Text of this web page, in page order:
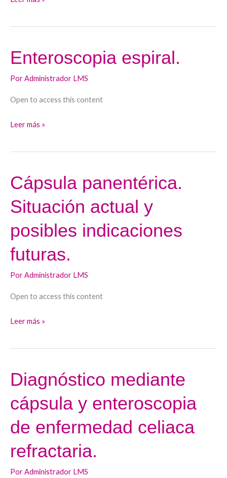
el
Enteroscopia espiral.
PorAdministrador LMS
Open to access this content
Enteroscopia
espiral.
Leer más »
Cápsula panentérica.
Situación actual y
posibles indicaciones
futuras.
PorAdministrador LMS
Open to access this content
Cápsula
panentérica.
Situación
y
posibles
indicaciones
futuras.
Leer más »
Diagnóstico mediante
cápsula y enteroscopia
de enfermedad celiaca
refractaria.
PorAdministrador LMS
Diagnóstico
mediante
cápsula
enteroscopia
enfermedad
celiaca